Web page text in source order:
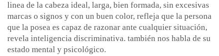
linea de la cabeza ideal, larga, bien formada, sin excesivas
marcas o signos y con un buen color, refleja que la persona
que la posea es capaz de razonar ante cualquier situación,
revela inteligencia discriminativa. también nos habla de su
estado mental y psicológico.